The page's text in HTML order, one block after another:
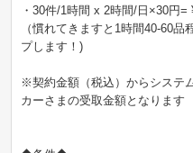
・30件/1時間 x 2時間/日×30円=
（慣れてきますと1時間40-60
プします！)
※契約金額（税込）からシステ
カーさまの受取金額となります